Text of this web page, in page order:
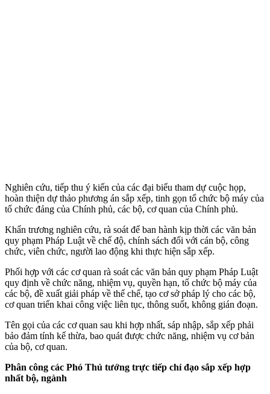
Nghiên cứu, tiếp thu ý kiến của các đại biểu tham dự cuộc họp,
hoàn thiện dự thảo phương án sắp xếp, tinh gọn tổ chức bộ máy của
tổ chức đảng của Chính phủ, các bộ, cơ quan của Chính phủ.
Khẩn trương nghiên cứu, rà soát để ban hành kịp thời các văn bản
quy phạm Pháp Luật về chế độ, chính sách đối với cán bộ, công
chức, viên chức, người lao động khi thực hiện sắp xếp.
Phối hợp với các cơ quan rà soát các văn bản quy phạm Pháp Luật
quy định về chức năng, nhiệm vụ, quyền hạn, tổ chức bộ máy của
các bộ, đề xuất giải pháp về thể chế, tạo cơ sở pháp lý cho các bộ,
cơ quan triển khai công việc liên tục, thông suốt, không gián đoạn.
Tên gọi của các cơ quan sau khi hợp nhất, sáp nhập, sắp xếp phải
bảo đảm tính kế thừa, bao quát được chức năng, nhiệm vụ cơ bản
của bộ, cơ quan.
Phân công các Phó Thủ tướng trực tiếp chỉ đạo sắp xếp hợp
nhất bộ, ngành